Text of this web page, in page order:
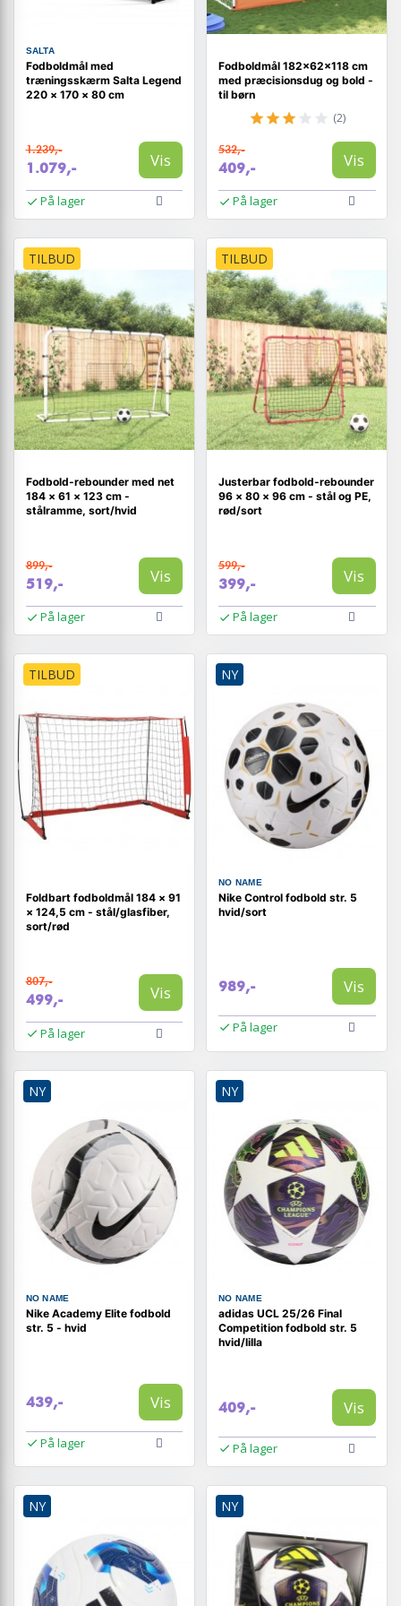
SALTA
Fodboldmål med
træningsskærm Salta Legend
220 × 170 × 80 cm
1.239,-
1.079,- Vis
På lager
Fodboldmål 182×62×118 cm
med præcisionsdug og bold -
til børn
(2)
532,-
409,- Vis
På lager
TILBUD
Fodbold-rebounder med net
184 × 61 × 123 cm -
stålramme, sort/hvid
899,-
519,- Vis
På lager
TILBUD
Justerbar fodbold-rebounder
96 × 80 × 96 cm - stål og PE,
rød/sort
599,-
399,- Vis
På lager
TILBUD
Foldbart fodboldmål 184 × 91
× 124,5 cm - stål/glasfiber,
sort/rød
807,-
499,- Vis
På lager
NY
NO NAME
Nike Control fodbold str. 5
hvid/sort
989,- Vis
På lager
NY
NO NAME
Nike Academy Elite fodbold
str. 5 - hvid
439,- Vis
På lager
NY
NO NAME
adidas UCL 25/26 Final
Competition fodbold str. 5
hvid/lilla
409,- Vis
På lager
NY NY